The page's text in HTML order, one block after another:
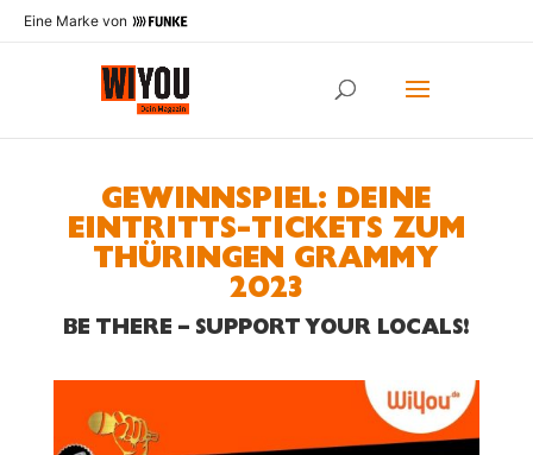
Eine Marke von
GEWINNSPIEL: DEINE
EINTRITTS-TICKETS ZUM
THÜRINGEN GRAMMY
2023
BE THERE – SUPPORT YOUR LOCALS!